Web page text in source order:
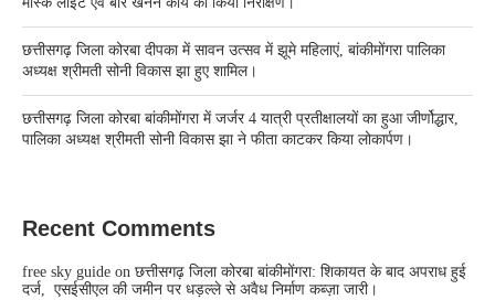
छत्तीसगढ़ जिला कोरबा दीपका में सावन उत्सव में झूमे महिलाएं, बांकीमोंगरा पालिका
अध्यक्ष श्रीमती सोनी विकास झा हुए शामिल।
छत्तीसगढ़ जिला कोरबा बांकीमोंगरा में जर्जर 4 यात्री प्रतीक्षालयों का हुआ जीर्णोद्धार,
पालिका अध्यक्ष श्रीमती सोनी विकास झा ने फीता काटकर किया लोकार्पण।
Recent Comments
free sky guide on छत्तीसगढ़ जिला कोरबा बांकीमोंगरा: शिकायत के बाद अपराध हुई
दर्ज, एसईसीएल की जमीन पर धड़ल्ले से अवैध निर्माण कब्ज़ा जारी।